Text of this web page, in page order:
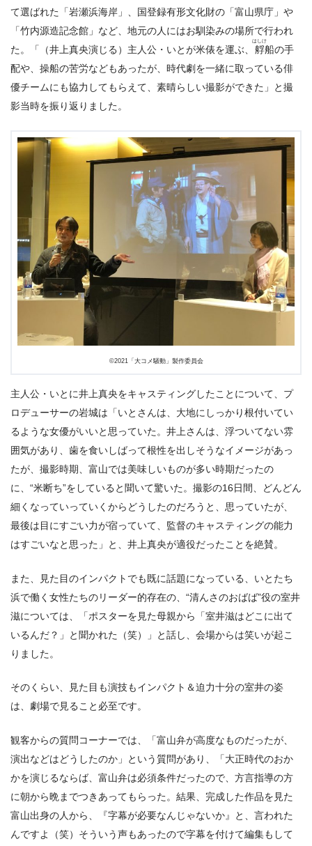
て選ばれた「岩瀬浜海岸」、国登録有形文化財の「富山県庁」や
「竹内源造記念館」など、地元の人にはお馴染みの場所で行われ
た。「（井上真央演じる）主人公・いとが米俵を運ぶ、 艀
はしけ
船の手
配や、操船の苦労などもあったが、時代劇を一緒に取っている俳
優チームにも協力してもらえて、素晴らしい撮影ができた」と撮
影当時を振り返りました。
©︎2021「大コメ騒動」製作委員会
主人公・いとに井上真央をキャスティングしたことについて、プ
ロデューサーの岩城は「いとさんは、大地にしっかり根付いてい
るような女優がいいと思っていた。井上さんは、浮ついてない雰
囲気があり、歯を食いしばって根性を出しそうなイメージがあっ
たが、撮影時期、富山では美味しいものが多い時期だったの
に、“米断ち”をしていると聞いて驚いた。撮影の16日間、どんどん
細くなっていっていくからどうしたのだろうと、思っていたが、
最後は目にすごい力が宿っていて、監督のキャスティングの能力
はすごいなと思った」と、井上真央が適役だったことを絶賛。
また、見た目のインパクトでも既に話題になっている、いとたち
浜で働く女性たちのリーダー的存在の、“清んさのおばば”役の室井
滋については、「ポスターを見た母親から「室井滋はどこに出て
いるんだ？」と聞かれた（笑）」と話し、会場からは笑いが起こ
りました。
そのくらい、見た目も演技もインパクト＆迫力十分の室井の姿
は、劇場で見ること必至です。
観客からの質問コーナーでは、「富山弁が高度なものだったが、
演出などはどうしたのか」という質問があり、「大正時代のおか
かを演じるならば、富山弁は必須条件だったので、方言指導の方
に朝から晩までつきあってもらった。結果、完成した作品を見た
富山出身の人から、『字幕が必要なんじゃないか』と、言われた
んですよ（笑）そういう声もあったので字幕を付けて編集もして